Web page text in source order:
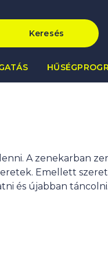
Keresés
A zenekarban
Emellett
és újabban táncolni.